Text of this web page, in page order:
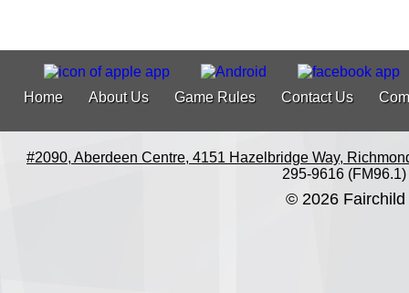
Home About Us Game Rules Contact Us
#2090, Aberdeen Centre, 4151 Hazelbridge Way,
295-9616 (FM96.1)
© 2026 Fairchild